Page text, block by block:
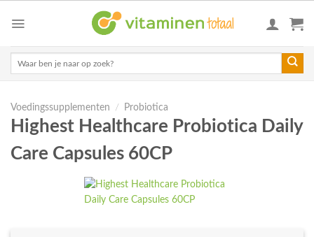
Voedingssupplementen / Probiotica
Highest Healthcare Probiotica Daily
Care Capsules 60CP